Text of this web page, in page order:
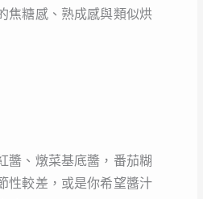
焦糖感、熟成感與類似烘
醬、燉菜基底醬，番茄糊
性較差，或是你希望醬汁